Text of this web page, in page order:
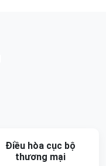
Điều hòa cục bộ
thương mại